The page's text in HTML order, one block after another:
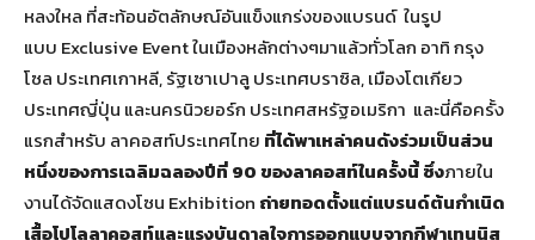
หลงใหล ที่สะท้อนอัตลักษณ์อันแข็งแกร่งของแบรนด์ ในรูป
แบบ Exclusive Event ในเมืองหลักต่างๆมาแล้วทั่วโลก อาทิ กรุง
โซล ประเทศเกาหลี, รัฐเซาเปาลู ประเทศบราซิล, เมืองโตเกียว
ประเทศญี่ปุ่น และนครนิวยอร์ก ประเทศสหรัฐอเมริกา และนี่คือครั้ง
แรกสำหรับ ลาคอสท์ประเทศไทย ที่ได้พาเหล่าคนดังร่วมเป็นส่วน
หนึ่งของการเฉลิมฉลองปีที่ 90 ของลาคอสท์ในครั้งนี้ ซึ่งภายใน
งานได้จัดแสดงโซน Exhibition ถ่ายทอดตั้งแต่แบรนด์ต้นกำเนิด
เสื้อโปโลลาคอสท์และแรงบันดาลใจการออกแบบจากกีฬาเทนนิส